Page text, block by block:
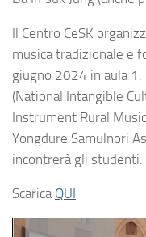
Il Centro CeSK
musica tradizionale e
giugno 2024 in aula 1.
(National Intangible
Instrument Rural
Yongdure Samulnori
incontrerà gli studenti.
Scarica QUI